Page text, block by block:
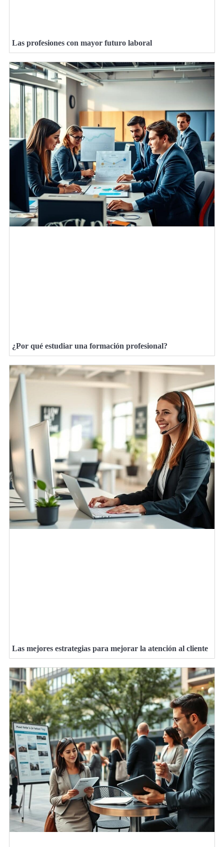
Las profesiones con mayor futuro laboral
¿Por qué estudiar una formación profesional?
Las mejores estrategias para mejorar la atención al cliente